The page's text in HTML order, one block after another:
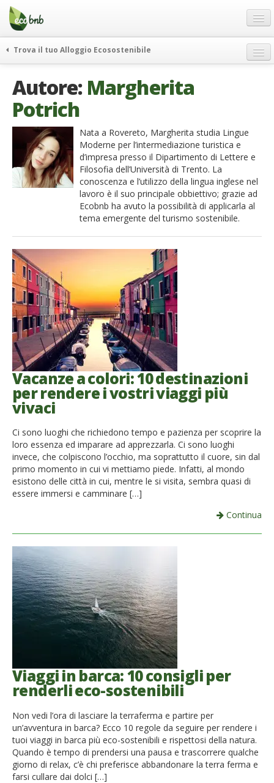
Menu
Salta
contenuto
Offerte Speciali
Regali
FAQ
Chi Siamo
Partner
Contatti
Spanish
French
Italiano
Trova il tuo Alloggio Ecosostenibile
itinerari
curiosità
vivere e viaggiare verde
news ed eventi
ecohotel
rassegna stampa
Autore: Margherita
Potrich
Nata a Rovereto, Margherita studia Lingue
Moderne per l’intermediazione turistica e
d’impresa presso il Dipartimento di Lettere e
Filosofia dell’Università di Trento. La
conoscenza e l’utilizzo della lingua inglese nel
lavoro è il suo principale obbiettivo; grazie ad
Ecobnb ha avuto la possibilità di applicarla al
tema emergente del turismo sostenibile.
Vacanze a colori: 10 destinazioni
per rendere i vostri viaggi più
vivaci
Ci sono luoghi che richiedono tempo e pazienza per scoprire la
loro essenza ed imparare ad apprezzarla. Ci sono luoghi
invece, che colpiscono l’occhio, ma soprattutto il cuore, sin dal
primo momento in cui vi mettiamo piede. Infatti, al mondo
esistono delle città in cui, mentre le si visita, sembra quasi di
essere immersi e camminare […]
Continua
Viaggi in barca: 10 consigli per
renderli eco-sostenibili
Non vedi l’ora di lasciare la terraferma e partire per
un’avventura in barca? Ecco 10 regole da seguire per rendere i
tuoi viaggi in barca più eco-sostenibili e rispettosi della natura.
Quando è tempo di prendersi una pausa e trascorrere qualche
giorno di relax, c’è chi preferisce abbandonare la terra ferma e
farsi cullare dai dolci […]